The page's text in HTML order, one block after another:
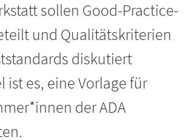
sollen Good-Practice-
und Qualitätskriterien
diskutiert
ist es, eine Vorlage für
der ADA